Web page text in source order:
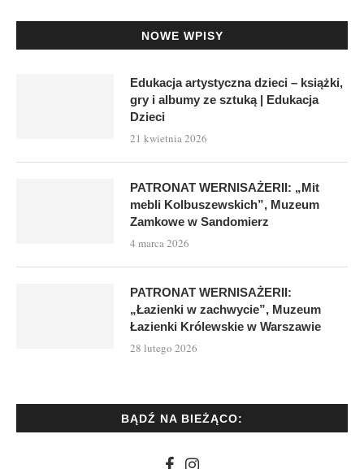
NOWE WPISY
Edukacja artystyczna dzieci – książki,
gry i albumy ze sztuką | Edukacja
Dzieci
21 kwietnia 2026
PATRONAT WERNISAŻERII: „Mit
mebli Kolbuszewskich”, Muzeum
Zamkowe w Sandomierz
4 marca 2026
PATRONAT WERNISAŻERII:
„Łazienki w zachwycie”, Muzeum
Łazienki Królewskie w Warszawie
28 lutego 2026
BĄDŹ NA BIEŻĄCO: